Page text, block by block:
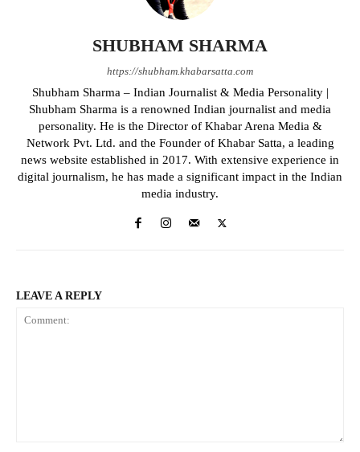
SHUBHAM SHARMA
https://shubham.khabarsatta.com
Shubham Sharma – Indian Journalist & Media Personality |
Shubham Sharma is a renowned Indian journalist and media
personality. He is the Director of Khabar Arena Media &
Network Pvt. Ltd. and the Founder of Khabar Satta, a leading
news website established in 2017. With extensive experience in
digital journalism, he has made a significant impact in the Indian
media industry.
LEAVE A REPLY